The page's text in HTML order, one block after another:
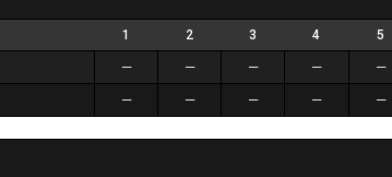
1 2 3 4 5
— — — — —
— — — — —